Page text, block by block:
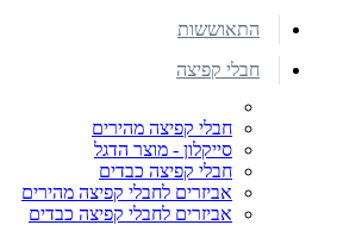
התאוששות
חבלי קפיצה
חבלי קפיצה מהירים
סייקלון - מוצר הדגל
חבלי קפיצה כבדים
אביזרים לחבלי קפיצה מהירים
אביזרים לחבלי קפיצה כבדים